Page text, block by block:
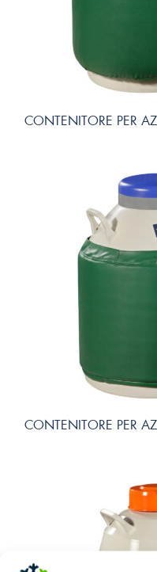
CONTENITORE PER
CONTENITORE PER